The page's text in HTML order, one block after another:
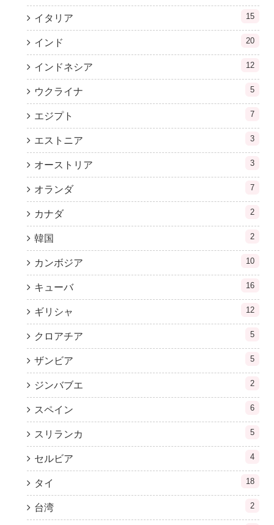
イタリア 15
インド 20
インドネシア 12
ウクライナ 5
エジプト 7
エストニア 3
オーストリア 3
オランダ 7
カナダ 2
韓国 2
カンボジア 10
キューバ 16
ギリシャ 12
クロアチア 5
ザンビア 5
ジンバブエ 2
スペイン 6
スリランカ 5
セルビア 4
タイ 18
台湾 2